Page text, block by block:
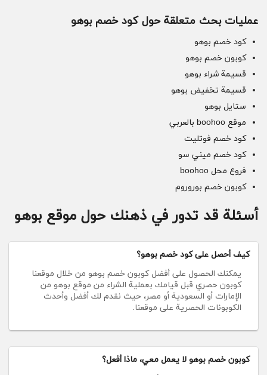
عمليات بحث متعلقة حول كود خصم بوهو
كود خصم بوهو
كوبون خصم بوهو
قسيمة شراء بوهو
قسيمة تخفيض بوهو
ستايل بوهو
موقع boohoo بالعربي
كود خصم فوتليت
كود خصم ميني سو
فروع محل boohoo
كوبون خصم بوروروم
أسئلة قد تدور في ذهنك حول موقع بوهو
كيف أحصل على كود خصم بوهو؟
يمكنك الحصول على أفضل كوبون خصم بوهو من خلال موقعنا
كوبون حصري قبل قيامك بعملية الشراء من موقع بوهو من
الإمارات أو السعودية أو مصر، حيث نقدم لك أفضل وأحدث
الكوبونات الحصرية على موقعنا.
كوبون خصم بوهو لا يعمل معي، ماذا أفعل؟